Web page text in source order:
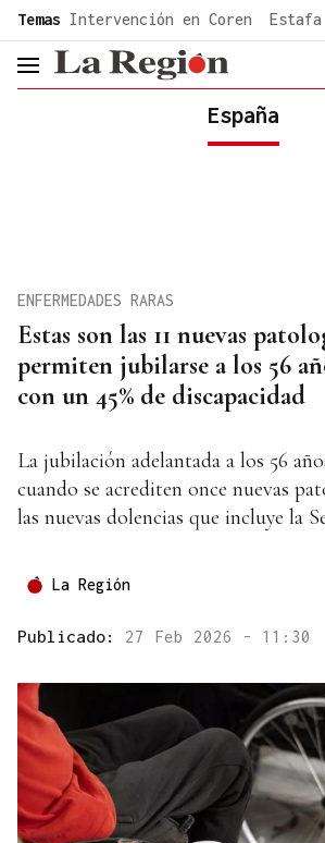
common.go-to-content
Temas Intervención en Coren Estafa
header.menu.open
España
Estas son las 11 nuevas
permiten jubilarse a los 56
con un 45% de discapacidad
ENFERMEDADES RARAS
La jubilación adelantada a los 56
cuando se acrediten once nuevas
las nuevas dolencias que incluye la
La Región
Publicado: 27 Feb 2026 - 11:30